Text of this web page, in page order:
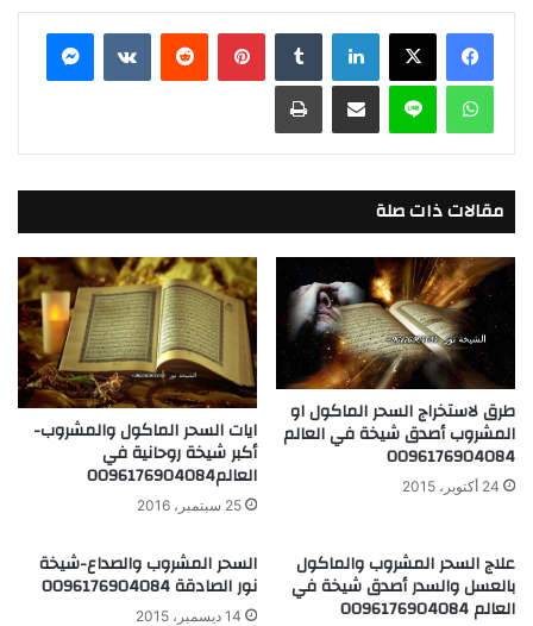
c
e
b
o
k
st
o
d
o
ai
ar
فيسبوك لينكدإن بينتيريست
واتساب لاين
مقالات ذات صلة
طرق لاستخراج السحر الماكول او
المشروب أصدق شيخة في العالم
0096176904084
24 أكتوبر، 2015
ايات السحر الماكول والمشروب-
أكبر شيخة روحانية في
العالم0096176904084
25 سبتمبر، 2016
علاج السحر المشروب والماكول
بالعسل والسدر أصدق شيخة في
العالم 0096176904084
السحر المشروب والصداع-شيخة
نور الصادقة 0096176904084
14 ديسمبر، 2015